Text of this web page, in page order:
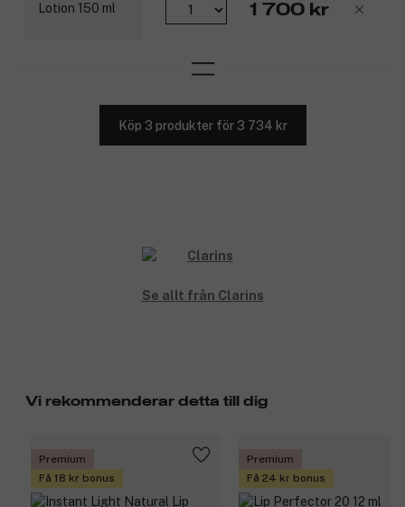
1 700 kr
Köp 3 produkter för 3 734 kr
Se allt från Clarins
Vi rekommenderar detta till dig
Premium
Få 18 kr bonus
Premium
Få 24 kr bonus